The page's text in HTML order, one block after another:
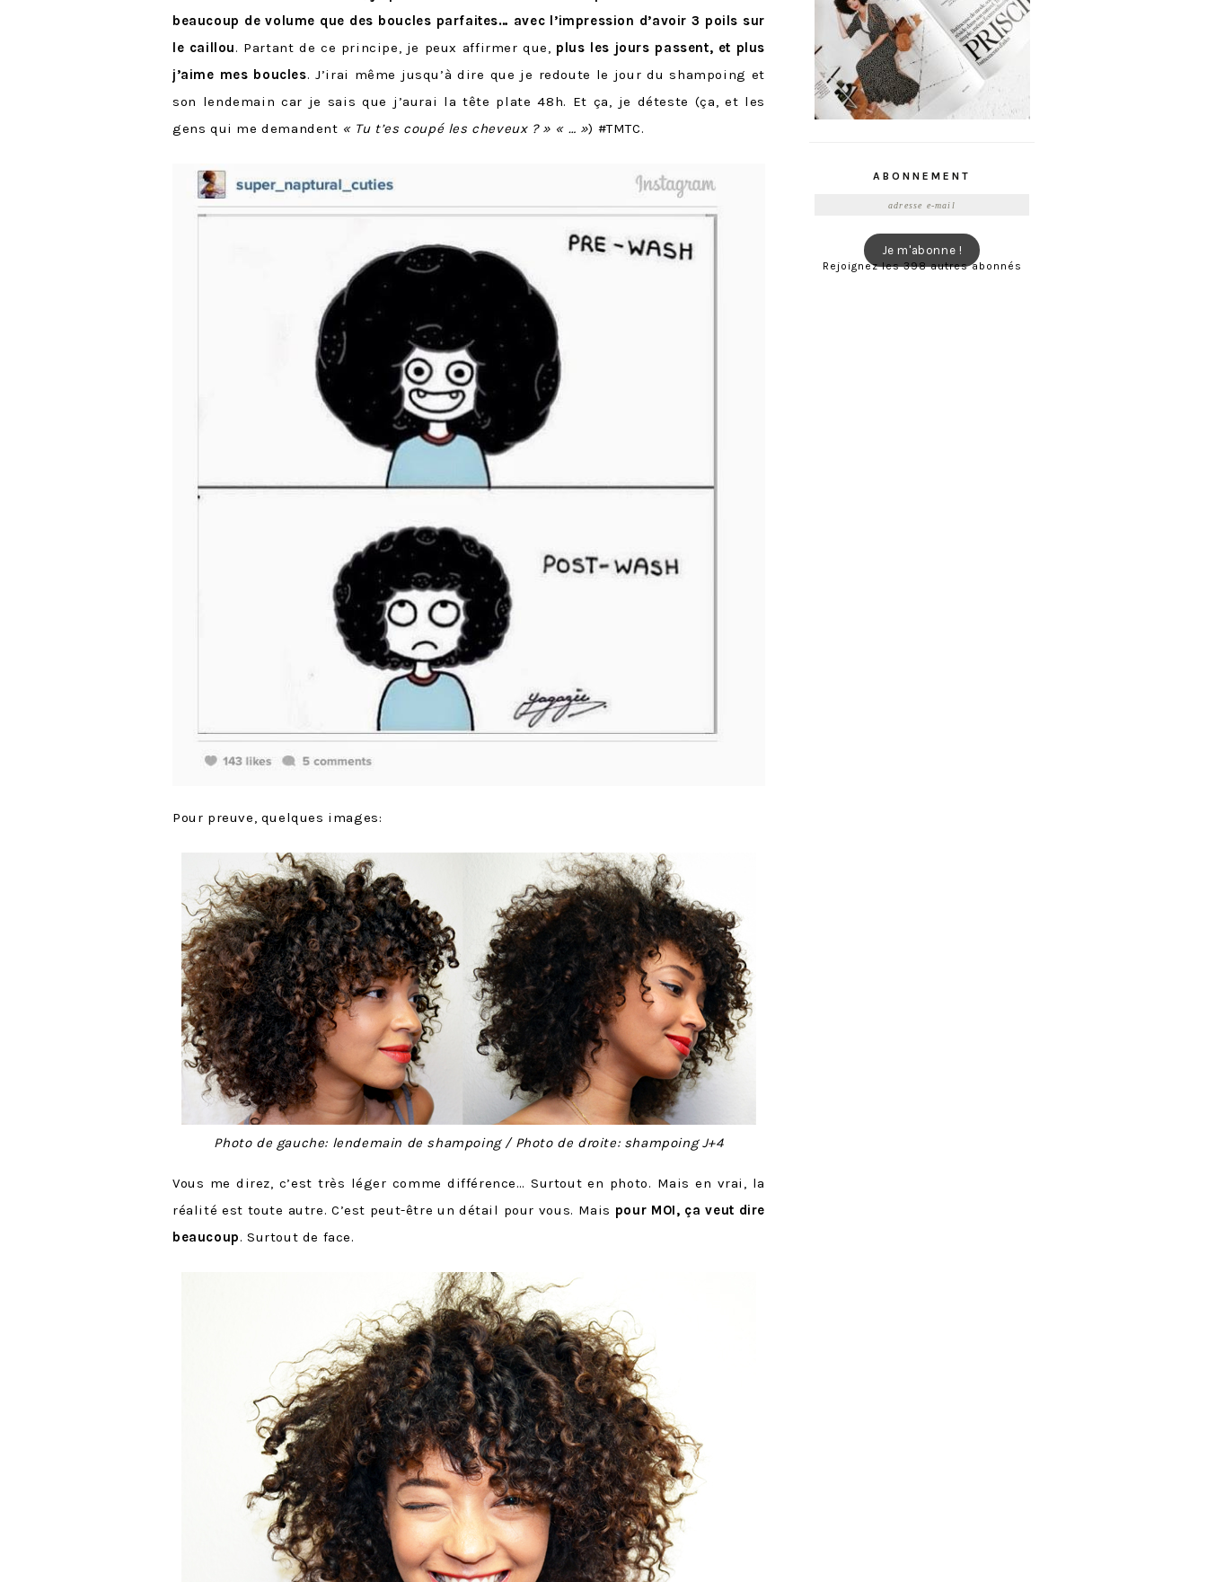
beaucoup de volume que des boucles parfaites… avec l’impression d’avoir 3 poils sur
le caillou. Partant de ce principe, je peux affirmer que, plus les jours passent, et plus
j’aime mes boucles. J’irai même jusqu’à dire que je redoute le jour du shampoing et
son lendemain car je sais que j’aurai la tête plate 48h. Et ça, je déteste (ça, et les
gens qui me demandent « Tu t’es coupé les cheveux ? » « … ») #TMTC.
Pour preuve, quelques images:
Photo de gauche: lendemain de shampoing / Photo de droite: shampoing J+4
Vous me direz, c’est très léger comme différence… Surtout en photo. Mais en vrai, la
réalité est toute autre. C’est peut-être un détail pour vous. Mais pour MOI, ça veut dire
beaucoup. Surtout de face.
ABONNEMENT
Je m'abonne !
Rejoignez les 398 autres abonnés